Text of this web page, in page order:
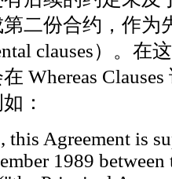
二份合约，作为
clauses）。
Whereas
：
Agreement is
1989